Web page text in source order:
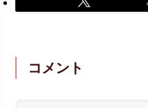
コメント